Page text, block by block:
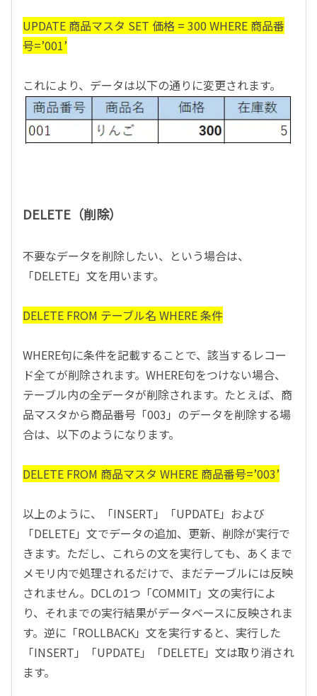
UPDATE 商品マスタ SET 価格 = 300 WHERE 商品番
号=’001’
これにより、データは以下の通りに変更されます。
DELETE（削除）
不要なデータを削除したい、という場合は、
「DELETE」文を用います。
DELETE FROM テーブル名 WHERE 条件
WHERE句に条件を記載することで、該当するレコー
ド全てが削除されます。WHERE句をつけない場合、
テーブル内の全データが削除されます。たとえば、商
品マスタから商品番号「003」のデータを削除する場
合は、以下のようになります。
DELETE FROM 商品マスタ WHERE 商品番号=’003’
以上のように、「INSERT」「UPDATE」および
「DELETE」文でデータの追加、更新、削除が実行で
きます。ただし、これらの文を実行しても、あくまで
メモリ内で処理されるだけで、まだテーブルには反映
されません。DCLの1つ「COMMIT」文の実行によ
り、それまでの実行結果がデータベースに反映されま
す。逆に「ROLLBACK」文を実行すると、実行した
「INSERT」「UPDATE」「DELETE」文は取り消され
ます。